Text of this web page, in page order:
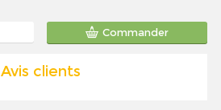
Commander
Avis clients